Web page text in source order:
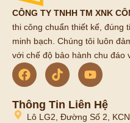
CÔNG TY TNHH TM XNK
thi công chuẩn thiết kế, đúng
minh bạch. Chúng tôi luôn
với chế độ bảo hành chu đáo
Thông Tin Liên Hệ
Lô LG2, Đường Số 2,